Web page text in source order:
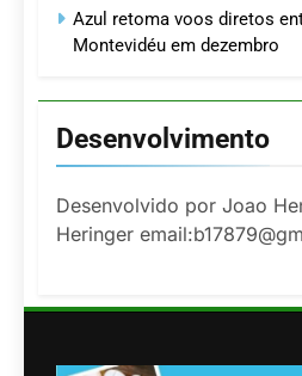
Azul retoma voos diretos
Montevidéu em dezembro
Desenvolvimento
Desenvolvido por Joao
Heringer